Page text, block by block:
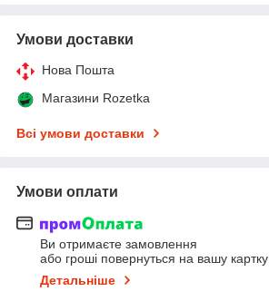
Умови доставки
Нова Пошта
Магазини Rozetka
Всі умови доставки
Умови оплати
Ви отримаєте замовлення
або гроші повернуться на вашу картку
Детальніше